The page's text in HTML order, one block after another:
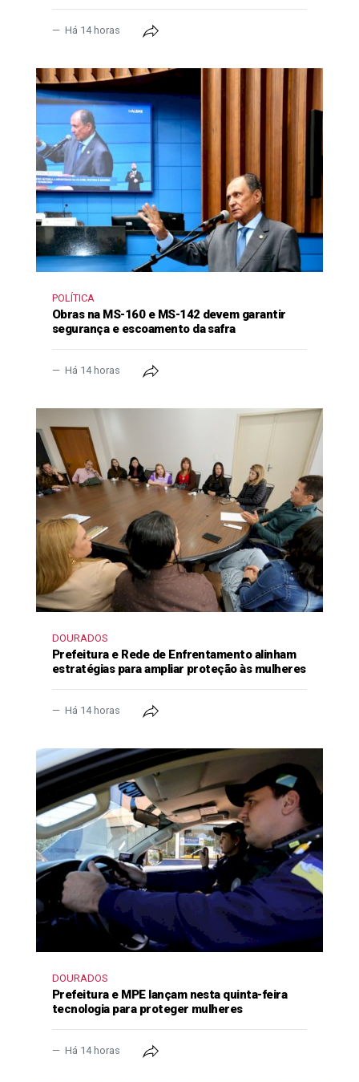
Há 14 horas
POLÍTICA
Obras na MS-160 e MS-142 devem garantir
segurança e escoamento da safra
Há 14 horas
DOURADOS
Prefeitura e Rede de Enfrentamento alinham
estratégias para ampliar proteção às mulheres
Há 14 horas
DOURADOS
Prefeitura e MPE lançam nesta quinta-feira
tecnologia para proteger mulheres
Há 14 horas